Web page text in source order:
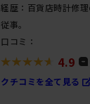
経歴：百貨店時計修
従事。
口コミ：
4.9
クチコミを全て見る